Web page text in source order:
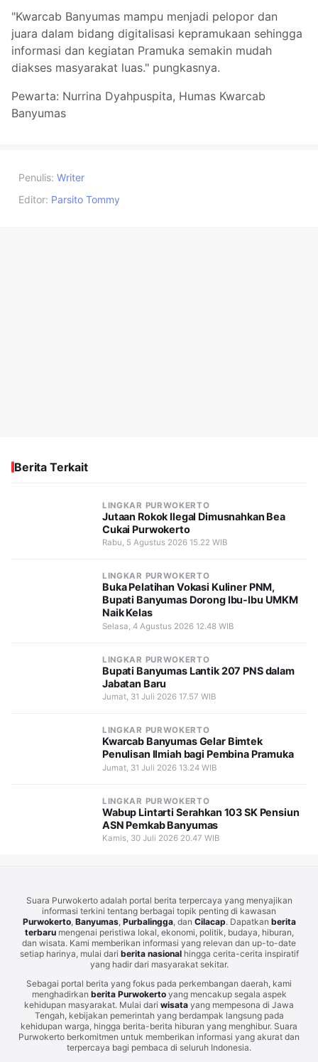
"Kwarcab Banyumas mampu menjadi pelopor dan
juara dalam bidang digitalisasi kepramukaan sehingga
informasi dan kegiatan Pramuka semakin mudah
diakses masyarakat luas." pungkasnya.
Pewarta: Nurrina Dyahpuspita, Humas Kwarcab
Banyumas
Penulis: Writer
Editor: Parsito Tommy
Berita Terkait
LINGKAR PURWOKERTO
Jutaan Rokok Ilegal Dimusnahkan Bea
Cukai Purwokerto
Rabu, 5 Agustus 2026 15.22 WIB
LINGKAR PURWOKERTO
Buka Pelatihan Vokasi Kuliner PNM,
Bupati Banyumas Dorong Ibu-Ibu UMKM
Naik Kelas
Selasa, 4 Agustus 2026 12.48 WIB
LINGKAR PURWOKERTO
Bupati Banyumas Lantik 207 PNS dalam
Jabatan Baru
Jumat, 31 Juli 2026 17.57 WIB
LINGKAR PURWOKERTO
Kwarcab Banyumas Gelar Bimtek
Penulisan Ilmiah bagi Pembina Pramuka
Jumat, 31 Juli 2026 13.24 WIB
LINGKAR PURWOKERTO
Wabup Lintarti Serahkan 103 SK Pensiun
ASN Pemkab Banyumas
Kamis, 30 Juli 2026 20.47 WIB
Suara Purwokerto adalah portal berita terpercaya yang menyajikan
informasi terkini tentang berbagai topik penting di kawasan
Purwokerto, Banyumas, Purbalingga, dan Cilacap. Dapatkan berita
terbarumengenai peristiwa lokal, ekonomi, politik, budaya, hiburan,
dan wisata. Kami memberikan informasi yang relevan dan up-to-date
setiap harinya, mulai dari berita nasionalhingga cerita-cerita inspiratif
yang hadir dari masyarakat sekitar.
Sebagai portal berita yang fokus pada perkembangan daerah, kami
menghadirkan berita Purwokertoyang mencakup segala aspek
kehidupan masyarakat. Mulai dari wisata yang mempesona di Jawa
Tengah, kebijakan pemerintah yang berdampak langsung pada
kehidupan warga, hingga berita-berita hiburan yang menghibur. Suara
Purwokerto berkomitmen untuk memberikan informasi yang akurat dan
terpercaya bagi pembaca di seluruh Indonesia.